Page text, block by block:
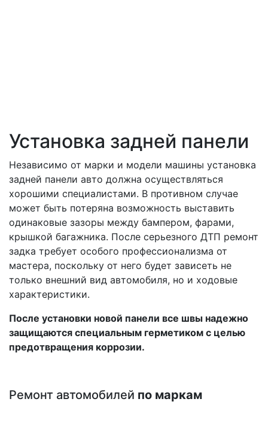
Установка задней панели
Независимо от марки и модели машины установка
задней панели авто должна осуществляться
хорошими специалистами. В противном случае
может быть потеряна возможность выставить
одинаковые зазоры между бампером, фарами,
крышкой багажника. После серьезного ДТП ремонт
задка требует особого профессионализма от
мастера, поскольку от него будет зависеть не
только внешний вид автомобиля, но и ходовые
характеристики.
После установки новой панели все швы надежно
защищаются специальным герметиком с целью
предотвращения коррозии.
Ремонт автомобилей по маркам